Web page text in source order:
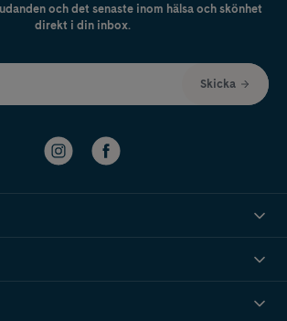
och det senaste inom hälsa och skönhet
direkt i din inbox.
Skicka